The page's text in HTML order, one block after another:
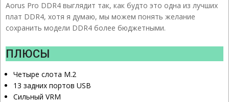
Aorus Pro DDR4 выглядит так, как будто это одна из лучших
плат DDR4, хотя я думаю, мы можем понять желание
сохранить модели DDR4 более бюджетными.
ПЛЮСЫ
Четыре слота M.2
13 задних портов USB
Сильный VRM